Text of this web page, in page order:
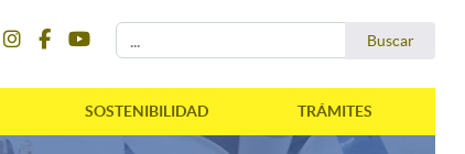
Buscar
SOSTENIBILIDAD TRÁMITES